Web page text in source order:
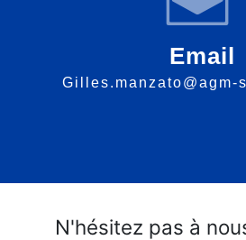
Email
N'hésitez pas à